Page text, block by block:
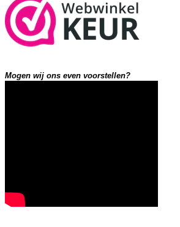
Mogen wij ons even voorstellen?